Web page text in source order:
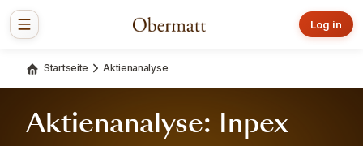
Log in
Startseite Aktienanalyse
Aktienanalyse: Inpex